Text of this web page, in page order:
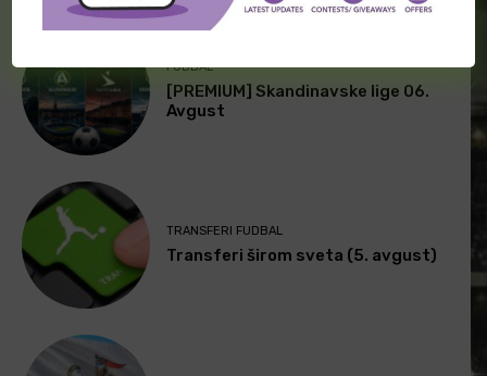
FUDBAL
[PREMIUM] Skandinavske lige 06.
Avgust
TRANSFERI FUDBAL
Transferi širom sveta (5. avgust)